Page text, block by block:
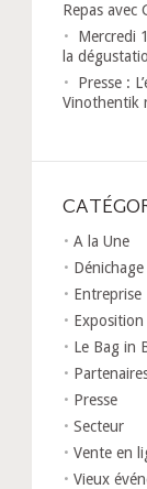
Repas avec
Mercredi
la
Presse :
Vinothentik
A la Une
Dénichage
Entreprise
Le Bag in
Presse
Secteur
Vente en
Vieux